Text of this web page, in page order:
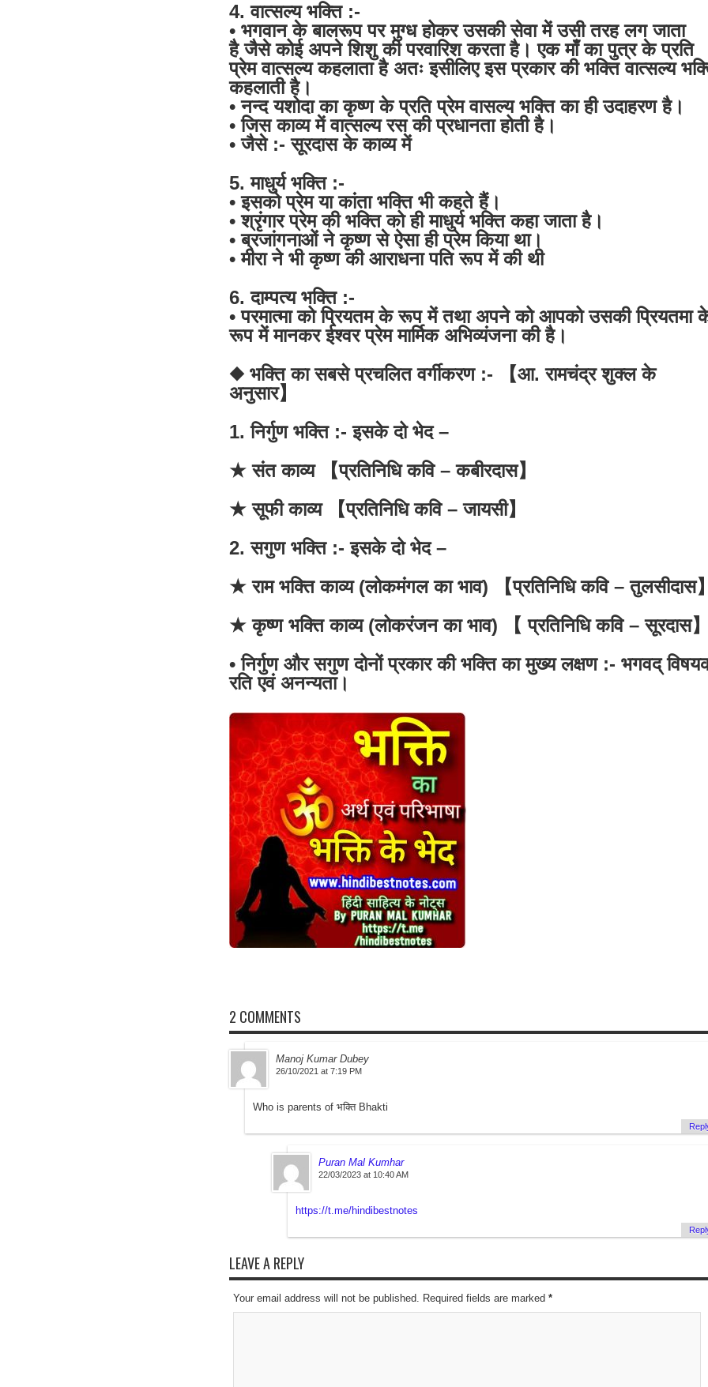
4. वात्सल्य भक्ति :-
• भगवान के बालरूप पर मुग्ध होकर उसकी सेवा में उसी तरह लग जाता
है जैसे कोई अपने शिशु की परवारिश करता है। एक माँ का पुत्र के प्रति
प्रेम वात्सल्य कहलाता है अतः इसीलिए इस प्रकार की भक्ति वात्सल्य
कहलाती है।
• नन्द यशोदा का कृष्ण के प्रति प्रेम वासल्य भक्ति का ही उदाहरण है।
• जिस काव्य में वात्सल्य रस की प्रधानता होती है।
• जैसे :- सूरदास के काव्य में
5. माधुर्य भक्ति :-
• इसको प्रेम या कांता भक्ति भी कहते हैं।
• श्रृंगार प्रेम की भक्ति को ही माधुर्य भक्ति कहा जाता है।
• ब्रजांगनाओं ने कृष्ण से ऐसा ही प्रेम किया था।
• मीरा ने भी कृष्ण की आराधना पति रूप में की थी
6. दाम्पत्य भक्ति :-
• परमात्मा को प्रियतम के रूप में तथा अपने को आपको उसकी प्रियतमा
रूप में मानकर ईश्वर प्रेम मार्मिक अभिव्यंजना की है।
◆ भक्ति का सबसे प्रचलित वर्गीकरण :- 【आ. रामचंद्र शुक्ल के
अनुसार】
1. निर्गुण भक्ति :- इसके दो भेद –
★ संत काव्य 【प्रतिनिधि कवि – कबीरदास】
★ सूफी काव्य 【प्रतिनिधि कवि – जायसी】
2. सगुण भक्ति :- इसके दो भेद –
★ राम भक्ति काव्य (लोकमंगल का भाव) 【प्रतिनिधि कवि – तुलसीदास
★ कृष्ण भक्ति काव्य (लोकरंजन का भाव) 【 प्रतिनिधि कवि – सूरदास
• निर्गुण और सगुण दोनों प्रकार की भक्ति का मुख्य लक्षण :- भगवद्
रति एवं अनन्यता।
2 COMMENTS
Manoj Kumar Dubey
26/10/2021 at 7:19 PM
Who is parents of भक्ति Bhakti
Puran Mal Kumhar
22/03/2023 at 10:40 AM
https://t.me/hindibestnotes
LEAVE A REPLY
Your email address will not be published. Required fields are marked *